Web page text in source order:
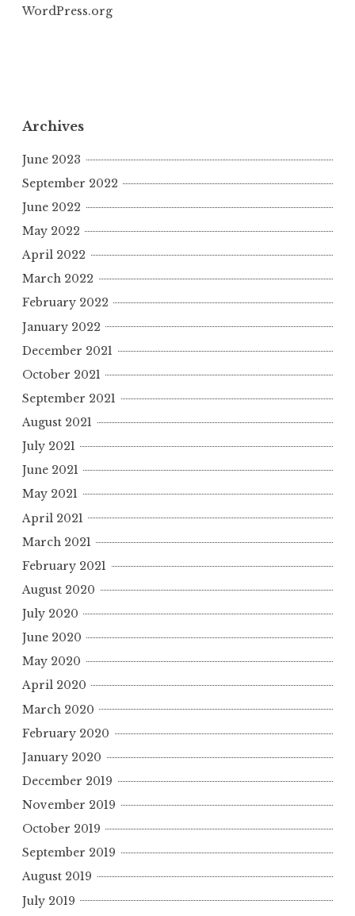
WordPress.org
Archives
June 2023
September 2022
June 2022
May 2022
April 2022
March 2022
February 2022
January 2022
December 2021
October 2021
September 2021
August 2021
July 2021
June 2021
May 2021
April 2021
March 2021
February 2021
August 2020
July 2020
June 2020
May 2020
April 2020
March 2020
February 2020
January 2020
December 2019
November 2019
October 2019
September 2019
August 2019
July 2019